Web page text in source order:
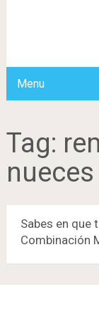
Menu
Tag:
nueces
Sabes en que
Combinación